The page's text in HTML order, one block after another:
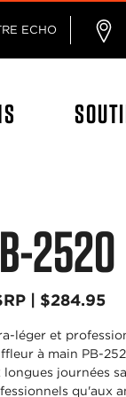
ECHO
2520
| $284.95
léger et
à main PB-
longues journées
qu'aux